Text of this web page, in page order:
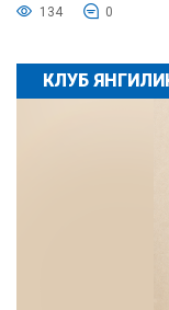
134 0
КЛУБ